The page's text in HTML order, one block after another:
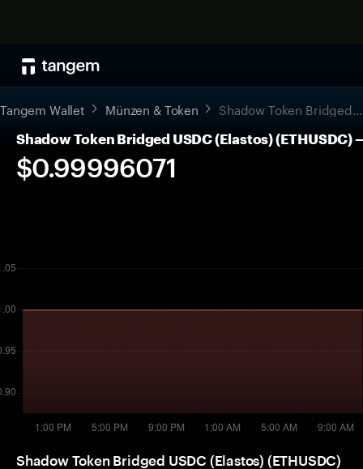
Tangem Wallet Münzen & Token Shadow Token Bridged USDC (Elastos)
Shadow Token Bridged USDC (Elastos)
$0.99996071
Shadow Token Bridged USDC (Elastos) (ETHUSDC)